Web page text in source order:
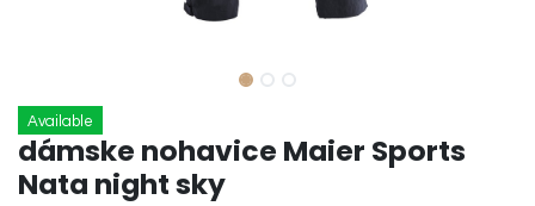
Available
dámske nohavice Maier Sports
Nata night sky